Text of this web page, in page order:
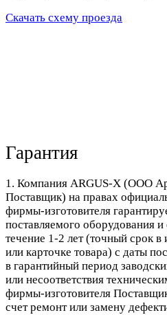
Скачать схему проезда
Гарантия
1. Компания ARGUS-X (ООО
Поставщик) на правах
фирмы-изготовителя
поставляемого оборудования
течение 1-2 лет (точный срок в
или карточке товара) с даты
в гарантийный период
или несоответствия
фирмы-изготовителя
счет ремонт или замену